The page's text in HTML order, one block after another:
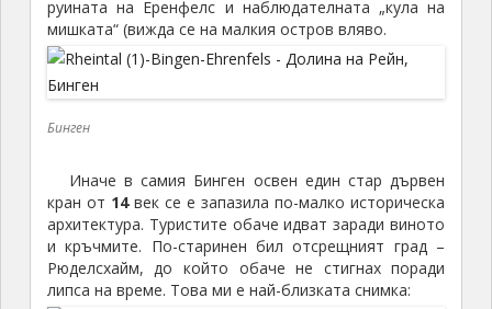
руината на Еренфелс и наблюдателната „кула на
мишката“ (вижда се на малкия остров вляво.
Бинген
Иначе в самия Бинген освен един стар дървен
кран от 14век се е запазила по-малко историческа
архитектура. Туристите обаче идват заради виното
и кръчмите. По-старинен бил отсрещният град –
Рюделсхайм, до който обаче не стигнах поради
липса на време. Това ми е най-близката снимка: